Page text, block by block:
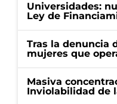
Universidades:
Ley de
Tras la denuncia
mujeres que
Masiva
Inviolabilidad de